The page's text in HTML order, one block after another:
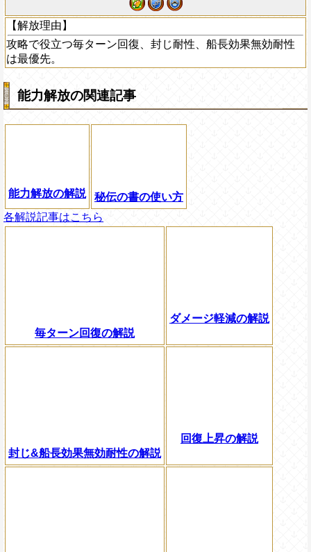
【解放理由】
攻略で役立つ毎ターン回復、封じ耐性、船長効果無効耐性
は最優先。
能力解放の関連記事
能力解放の解説
秘伝の書の使い方
各解説記事はこちら
毎ターン回復の解説
ダメージ軽減の解説
封じ&船長効果無効耐性の解説
回復上昇の解説